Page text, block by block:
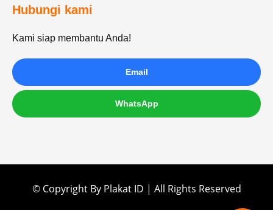
Hubungi kami
Kami siap membantu Anda!
Email
WhatsApp
© Copyright By Plakat ID | All Rights Reserved